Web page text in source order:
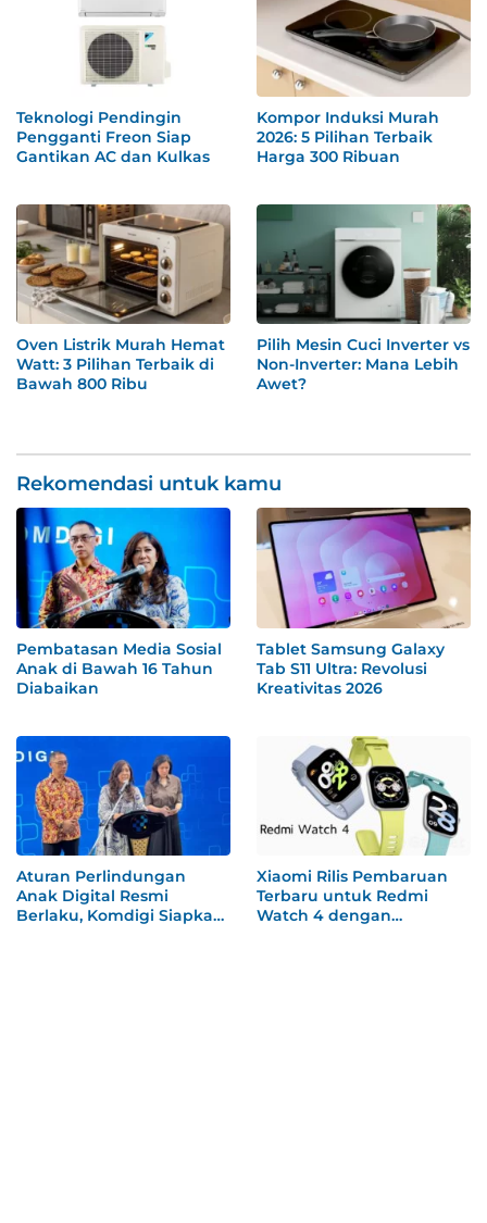
Teknologi Pendingin
Pengganti Freon Siap
Gantikan AC dan Kulkas
Kompor Induksi Murah
2026: 5 Pilihan Terbaik
Harga 300 Ribuan
Oven Listrik Murah Hemat
Watt: 3 Pilihan Terbaik di
Bawah 800 Ribu
Pilih Mesin Cuci Inverter vs
Non-Inverter: Mana Lebih
Awet?
Rekomendasi untuk kamu
Pembatasan Media Sosial
Anak di Bawah 16 Tahun
Diabaikan
Tablet Samsung Galaxy
Tab S11 Ultra: Revolusi
Kreativitas 2026
Aturan Perlindungan
Anak Digital Resmi
Berlaku, Komdigi Siapkan
Xiaomi Rilis Pembaruan
Terbaru untuk Redmi
Watch 4 dengan